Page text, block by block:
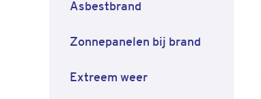
Asbestbrand
Zonnepanelen bij brand
Extreem weer